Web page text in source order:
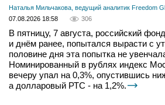
Наталья Мильчакова, ведущий аналитик Freedom
07.08.2026 18:58
306
В пятницу, 7 августа, российский
и днём ранее, попытался вырасти с
половине дня эта попытка не
Номинированный в рублях индекс
вечеру упал на 0,3%, опустившись
а долларовый РТС - на 1,2%.